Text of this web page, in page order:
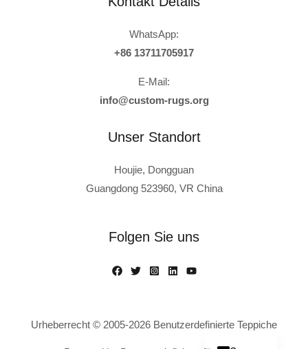
WhatsApp:
+86 13711705917
E-Mail:
info@custom-rugs.org
Unser Standort
Houjie, Dongguan
Guangdong 523960, VR China
Folgen Sie uns
Urheberrecht © 2005-2026 Benutzerdefinierte Teppiche
English